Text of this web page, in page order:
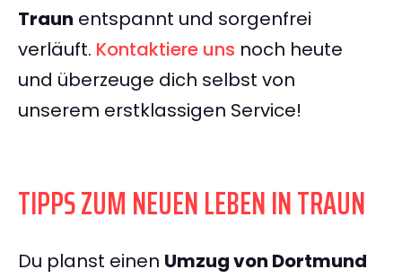
Traun entspannt und sorgenfrei
verläuft. Kontaktiere uns noch heute
und überzeuge dich selbst von
unserem erstklassigen Service!
TIPPS ZUM NEUEN LEBEN IN TRAUN
Du planst einen Umzug von Dortmund